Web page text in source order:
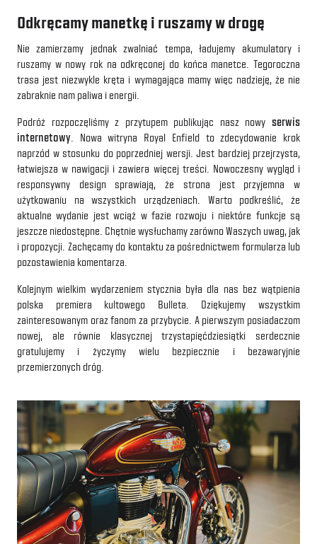
Odkręcamy manetkę i ruszamy w drogę
Nie zamierzamy jednak zwalniać tempa, ładujemy akumulatory i
ruszamy w nowy rok na odkręconej do końca manetce. Tegoroczna
trasa jest niezwykle kręta i wymagająca mamy więc nadzieję, że nie
zabraknie nam paliwa i energii.
Podróż rozpoczęliśmy z przytupem publikując nasz nowy serwis
internetowy . Nowa witryna Royal Enfield to zdecydowanie krok
naprzód w stosunku do poprzedniej wersji. Jest bardziej przejrzysta,
łatwiejsza w nawigacji i zawiera więcej treści. Nowoczesny wygląd i
responsywny design sprawiają, że strona jest przyjemna w
użytkowaniu na wszystkich urządzeniach. Warto podkreślić, że
aktualne wydanie jest wciąż w fazie rozwoju i niektóre funkcje są
jeszcze niedostępne. Chętnie wysłuchamy zarówno Waszych uwag, jak
i propozycji. Zachęcamy do kontaktu za pośrednictwem formularza lub
pozostawienia komentarza.
Kolejnym wielkim wydarzeniem stycznia była dla nas bez wątpienia
polska premiera kultowego Bulleta. Dziękujemy wszystkim
zainteresowanym oraz fanom za przybycie. A pierwszym posiadaczom
nowej, ale równie klasycznej trzystapięćdziesiątki serdecznie
gratulujemy i życzymy wielu bezpiecznie i bezawaryjnie
przemierzonych dróg.